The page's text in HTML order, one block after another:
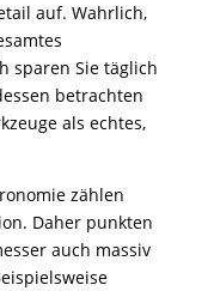
auf. Wahrlich,
sparen Sie täglich
betrachten
als echtes,
zählen
Daher punkten
auch massiv